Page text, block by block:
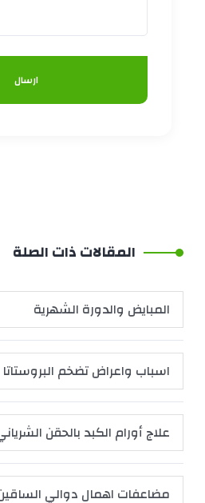
ارسال
المقالات ذات الصلة
المبايض والدورة الشهرية
اسباب واعراض تضخم البروستاتا
علاج أورام الكبد بالحقن
مضاعفات اهمال دوالي